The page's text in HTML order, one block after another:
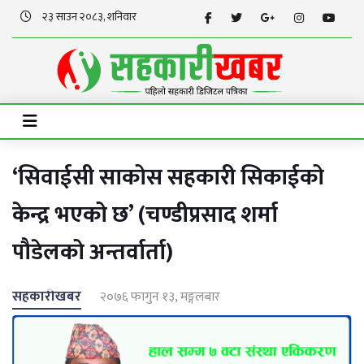
२३ साउन २०८३, शनिवार
‘सिवाईसी साकोस सहकारी सिकाईको
केन्द्र भएको छ’ (चण्डीप्रसाद शर्मा
पौडेलको अन्तर्वार्ता)
सहकारीखबर २०७६ फागुन १३, मङ्गलबार